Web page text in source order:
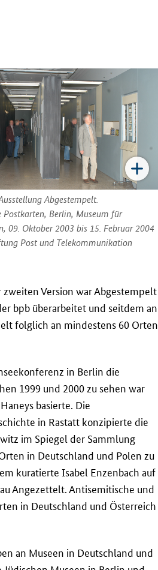
Abgestempelt.
Postkarten, Berlin, Museum für
09. Oktober 2003 bis 15. Februar 2004
Post und Telekommunikation
Version war Abgestempelt
bpb überarbeitet und seitdem an
folglich an mindestens 60 Orten
in Berlin die
1999 und 2000 zu sehen war
basierte. Die
in Rastatt konzipierte die
im Spiegel der Sammlung
in Deutschland und Polen zu
kuratierte Isabel Enzenbach auf
Angezettelt. Antisemitische und
in Deutschland und Österreich
an Museen in Deutschland und